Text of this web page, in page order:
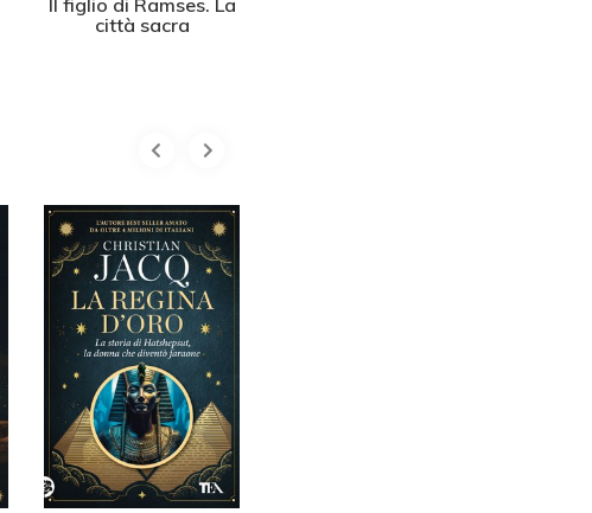
Il figlio di Ramses. La
città sacra